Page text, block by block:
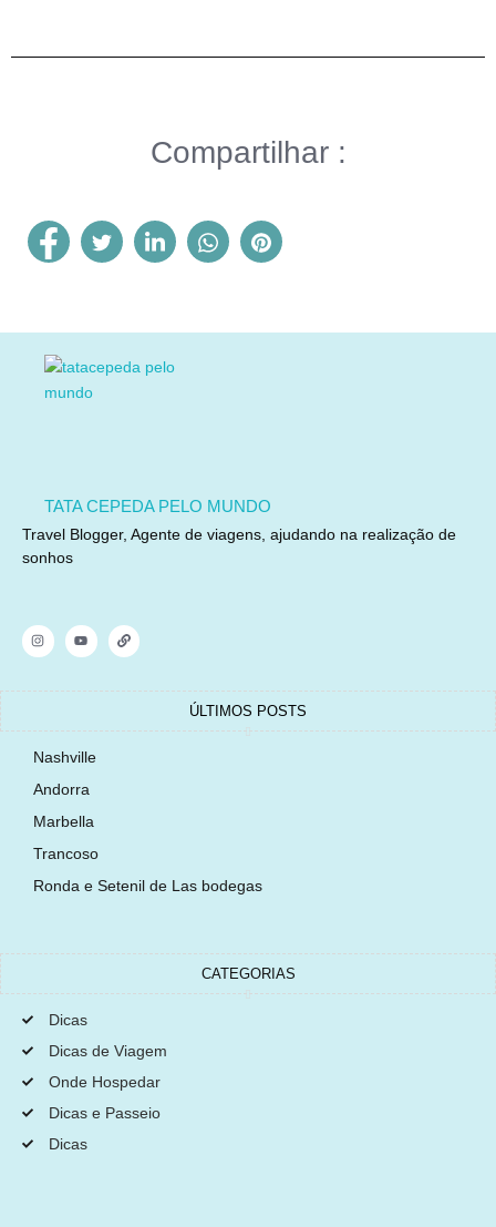
Compartilhar :
TATA CEPEDA PELO MUNDO
Travel Blogger, Agente de viagens, ajudando na realização de
sonhos
ÚLTIMOS POSTS
Nashville
Andorra
Marbella
Trancoso
Ronda e Setenil de Las bodegas
CATEGORIAS
Dicas
Dicas de Viagem
Onde Hospedar
Dicas e Passeio
Dicas